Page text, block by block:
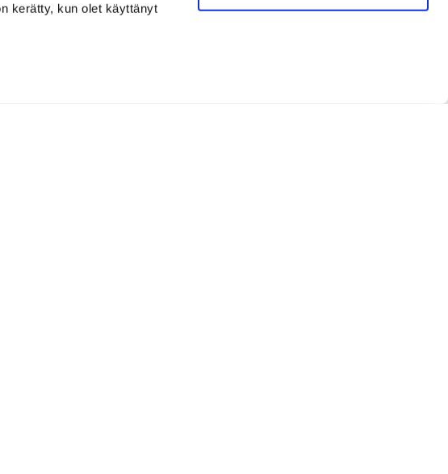
kerätty, kun olet käyttänyt